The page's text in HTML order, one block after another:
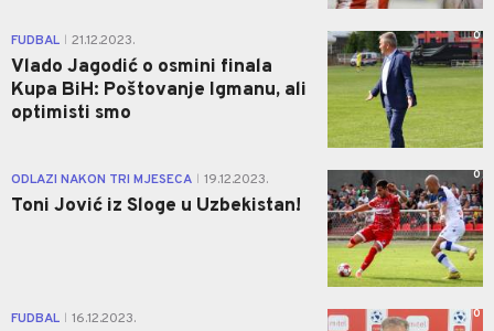
FUDBAL 21.12.2023.
Vlado Jagodić o osmini finala
Kupa BiH: Poštovanje Igmanu, ali
optimisti smo
0
ODLAZI NAKON TRI MJESECA 19.12.2023.
Toni Jović iz Sloge u Uzbekistan!
0
FUDBAL 16.12.2023. 0